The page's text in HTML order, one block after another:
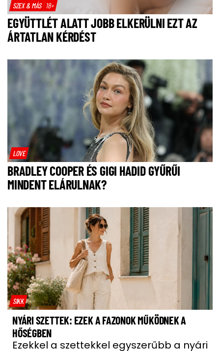
SZEX & MÁS 18+
EGYÜTTLÉT ALATT JOBB ELKERÜLNI EZT AZ
ÁRTATLAN KÉRDÉST
LOVE
BRADLEY COOPER ÉS GIGI HADID GYŰRŰI
MINDENT ELÁRULNAK?
SIKK
NYÁRI SZETTEK: EZEK A FAZONOK MŰKÖDNEK A
HŐSÉGBEN
Ezekkel a szettekkel egyszerűbb a nyári